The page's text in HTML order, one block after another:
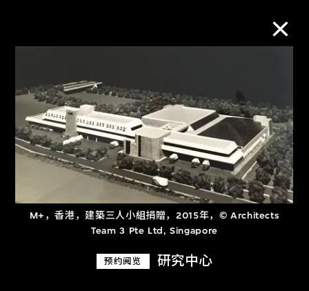
M+，香港，建築三人小組捐贈，2015年，© Architects
Team 3 Pte Ltd, Singapore
预约阅览 研究中心
进一步筛选 搜索
关于M+藏品
探索世界顶级的二十及二十一世纪视觉